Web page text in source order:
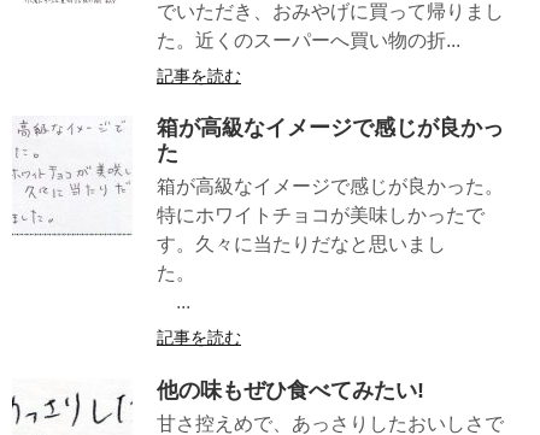
でいただき、おみやげに買って帰りまし
た。近くのスーパーへ買い物の折...
記事を読む
箱が高級なイメージで感じが良かっ
た
箱が高級なイメージで感じが良かった。
特にホワイトチョコが美味しかったで
す。久々に当たりだなと思いまし
た。
...
記事を読む
他の味もぜひ食べてみたい!
甘さ控えめで、あっさりしたおいしさで